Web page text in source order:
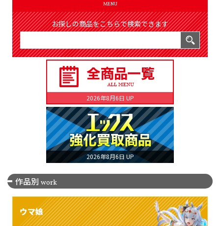
MENU
お探しの商品をこちらで検索できます
2026年8月6日 UP
2026年8月6日 UP
作品別 work
ウマ娘